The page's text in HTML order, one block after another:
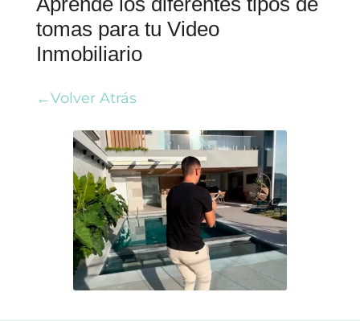
tomas para tu Video
Inmobiliario
←Volver Atrás